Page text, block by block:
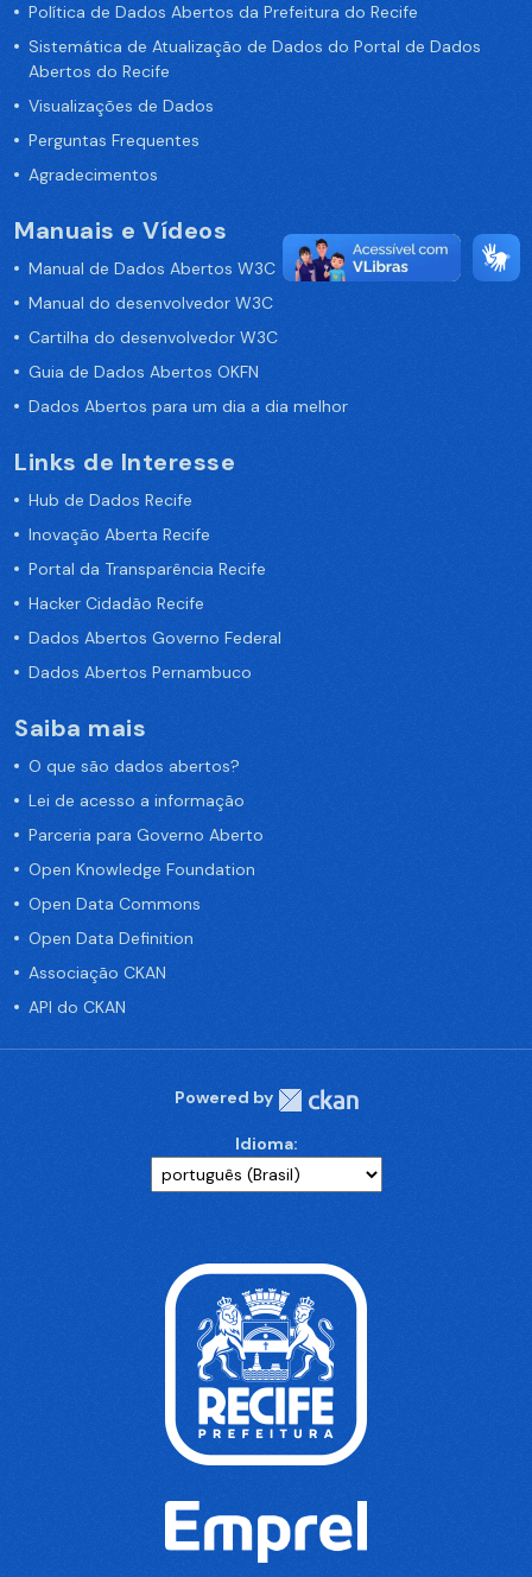
Política de Dados Abertos da Prefeitura do Recife
Sistemática de Atualização de Dados do Portal de Dados
Abertos do Recife
Visualizações de Dados
Perguntas Frequentes
Agradecimentos
Manuais e Vídeos
Manual de Dados Abertos W3C
Manual do desenvolvedor W3C
Cartilha do desenvolvedor W3C
Guia de Dados Abertos OKFN
Dados Abertos para um dia a dia melhor
Links de Interesse
Hub de Dados Recife
Inovação Aberta Recife
Portal da Transparência Recife
Hacker Cidadão Recife
Dados Abertos Governo Federal
Dados Abertos Pernambuco
Saiba mais
O que são dados abertos?
Lei de acesso a informação
Parceria para Governo Aberto
Open Knowledge Foundation
Open Data Commons
Open Data Definition
Associação CKAN
API do CKAN
Powered by
Idioma